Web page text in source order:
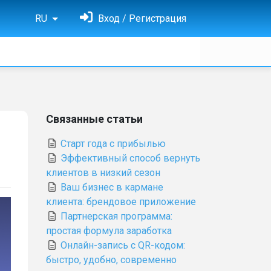
RU Вход / Регистрация
Связанные статьи
Старт года с прибылью
Эффективный способ вернуть
клиентов в низкий сезон
Ваш бизнес в кармане
клиента: брендовое приложение
Партнерская программа:
простая формула заработка
Онлайн-запись с QR-кодом:
быстро, удобно, современно